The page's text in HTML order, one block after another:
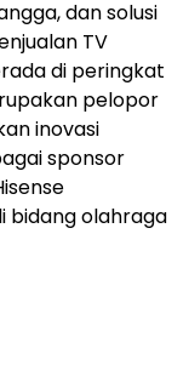
dan solusi
TV
di peringkat
pelopor
inovasi
sponsor
bidang olahraga